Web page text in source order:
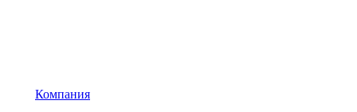
Компания